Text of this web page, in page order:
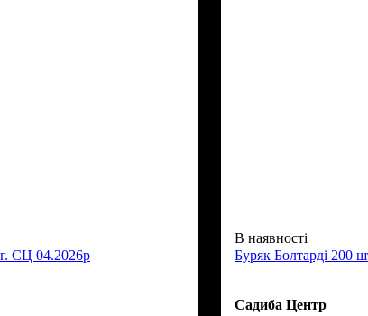
СЦ 04.2026р
В наявності
Буряк Болтарді 200
Садиба Центр